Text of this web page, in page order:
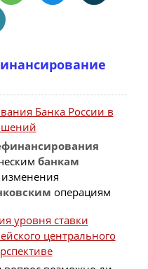
Банка России в
банкам
операциям
уровня ставки
центрального